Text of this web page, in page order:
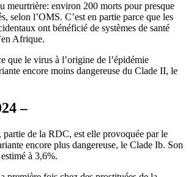
meurtrière: environ 200 morts pour presque
selon l’OMS. C’est en partie parce que les
ont bénéficié de systèmes de santé
Afrique.
que le virus à l’origine de l’épidémie
encore moins dangereuse du Clade II, le
–
partie de la RDC, est elle provoquée par le
encore plus dangereuse, le Clade Ib. Son
à 3,6%.